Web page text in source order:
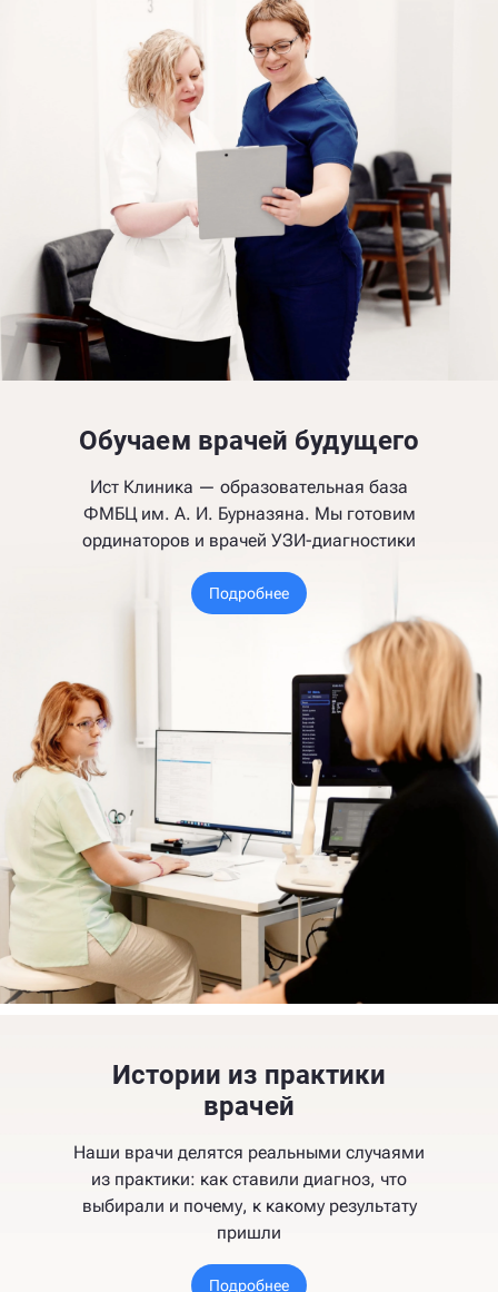
Обучаем врачей будущего
Ист Клиника — образовательная база
ФМБЦ им. А. И. Бурназяна. Мы готовим
ординаторов и врачей УЗИ-диагностики
Подробнее
Истории из практики
врачей
Наши врачи делятся реальными случаями
из практики: как ставили диагноз, что
выбирали и почему, к какому результату
пришли
Подробнее